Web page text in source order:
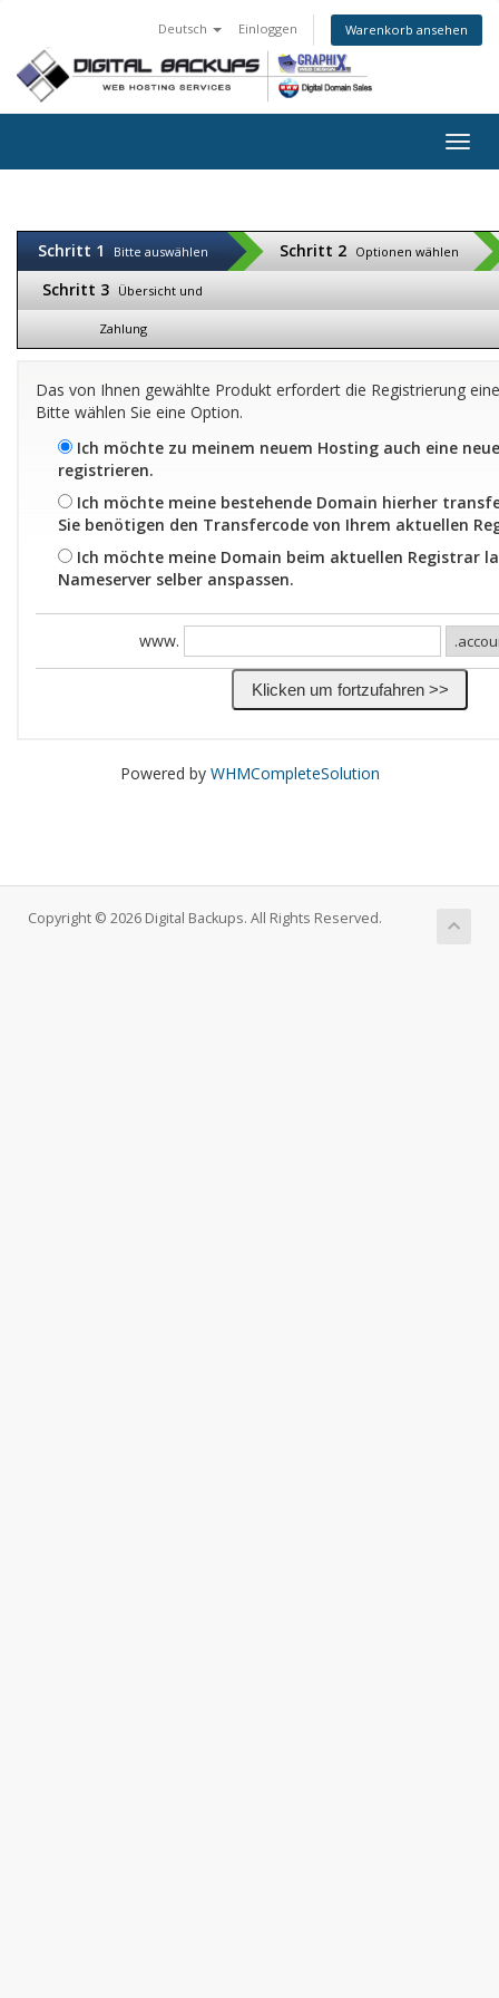
Deutsch Einloggen Warenkorb ansehen
Schritt 1 Bitte auswählen Schritt 2 Optionen wählen
Schritt 3 Übersicht und
Zahlung
Das von Ihnen gewählte Produkt erfordert die Registrierung
Bitte wählen Sie eine Option.
Ich möchte zu meinem neuem Hosting auch eine
registrieren.
Ich möchte meine bestehende Domain hierher
Sie benötigen den Transfercode von Ihrem aktuellen
Ich möchte meine Domain beim aktuellen Registrar
Nameserver selber anspassen.
www.
Powered by WHMCompleteSolution
Copyright © 2026 Digital Backups. All Rights Reserved.